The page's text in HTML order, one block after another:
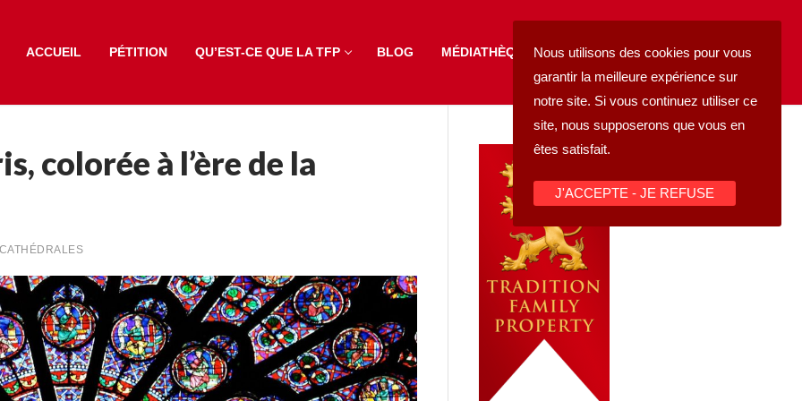
ACCUEIL PÉTITION QU’EST-CE QUE LA TFP BLOG MÉDIATHÈQUE FAIRE UN DON
colorée à l’ère de la
CATHÉDRALES
Nous utilisons des cookies pour vous
garantir la meilleure expérience sur
notre site. Si vous continuez utiliser ce
site, nous supposerons que vous en
êtes satisfait.
J'ACCEPTE - JE REFUSE